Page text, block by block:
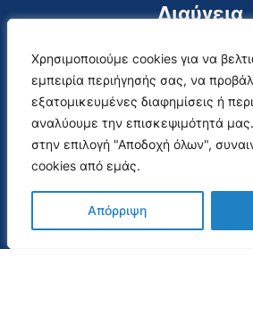
Χρησιμοποιούμε cookies για να
εμπειρία περιήγησής σας, να
εξατομικευμένες διαφημίσεις ή
αναλύουμε την επισκεψιμότητά
στην επιλογή "Αποδοχή όλων",
cookies από εμάς.
Απόρριψη
Χρησιμοποιούμε cookies για να
εμπειρία περιήγησής σας, να
εξατομικευμένες διαφημίσεις ή
αναλύουμε την επισκεψιμότητά
στην επιλογή "Αποδοχή όλων",
cookies από εμάς.
Απόρριψη
Διαύγεια
Επικοινωνία
Αναλυτικός Κατάλογος
Όροι Χρήσης & Πολιτική